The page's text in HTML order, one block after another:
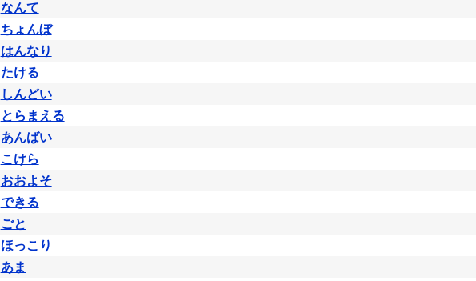
なんて
ちょんぼ
はんなり
たける
しんどい
とらまえる
あんばい
こけら
おおよそ
できる
ごと
ほっこり
あま